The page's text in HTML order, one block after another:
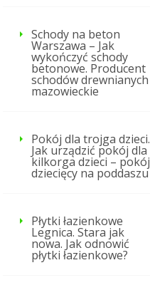
Schody na beton
Warszawa – Jak
wykończyć schody
betonowe. Producent
schodów drewnianych
mazowieckie
Pokój dla trojga dzieci.
Jak urządzić pokój dla
kilkorga dzieci – pokój
dziecięcy na poddaszu
Płytki łazienkowe
Legnica. Stara jak
nowa. Jak odnowić
płytki łazienkowe?